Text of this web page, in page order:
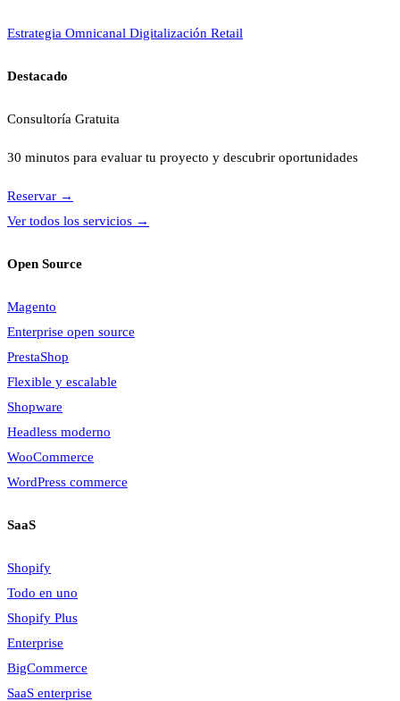
Estrategia Omnicanal Digitalización Retail
Destacado
Consultoría Gratuita
30 minutos para evaluar tu proyecto y descubrir oportunidades
Reservar →
Ver todos los servicios →
Open Source
Magento
Enterprise open source
PrestaShop
Flexible y escalable
Shopware
Headless moderno
WooCommerce
WordPress commerce
SaaS
Shopify
Todo en uno
Shopify Plus
Enterprise
BigCommerce
SaaS enterprise